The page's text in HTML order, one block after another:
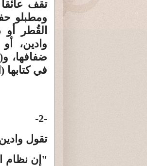
تقف
ومطبلو
القُطر أو
وادين،
ضفافها،
في
-2-
تقول
"إن نظام